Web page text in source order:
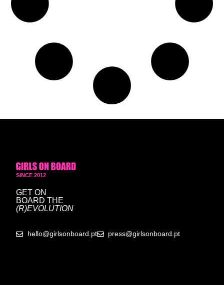
SINCE 2012
GET ON
BOARD THE
(R)EVOLUTION
hello@girlsonboard.pt press@girlsonboard.pt